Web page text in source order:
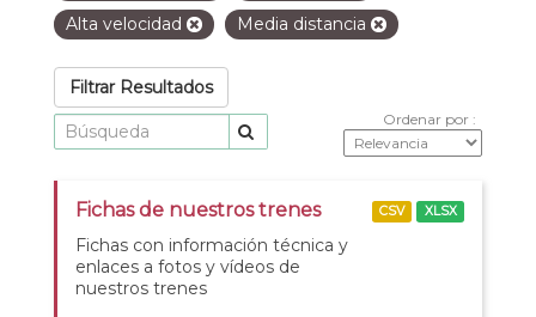
Alta velocidad
Media distancia
Filtrar Resultados
Ordenar por
Fichas de nuestros trenes
Fichas con información técnica y
enlaces a fotos y vídeos de
nuestros trenes
CSV XLSX